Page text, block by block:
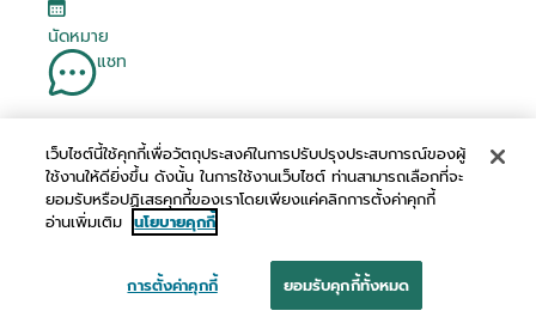
นัดหมาย
แชท
โทร
เว็บไซต์นี้ใช้คุกกี้เพื่อวัตถุประสงค์ในการปรับปรุงประสบการณ์ของผู้
ใช้งานให้ดียิ่งขึ้น ดังนั้น ในการใช้งานเว็บไซต์ ท่านสามารถเลือกที่จะ
ยอมรับหรือปฏิเสธคุกกี้ของเราโดยเพียงแค่คลิกการตั้งค่าคุกกี้
อ่านเพิ่มเติม นโยบายคุกกี้
การตั้งค่าคุกกี้ ยอมรับคุกกี้ทั้งหมด